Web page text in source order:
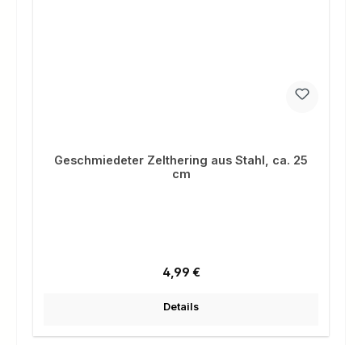
Geschmiedeter Zelthering aus Stahl, ca. 25
cm
Regulärer Preis:
4,99 €
Details